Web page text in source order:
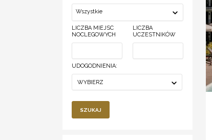
Wszystkie
LICZBA MIEJSC
NOCLEGOWYCH
LICZBA
UCZESTNIKÓW
UDOGODNIENIA:
WYBIERZ
SZUKAJ